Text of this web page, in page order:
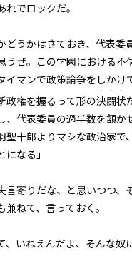
黒獅子（１）
一章
黒獅子（２）
一章
黒獅子（３）
一章
でロックだ。
どうかはさておき、代表
うぜ。この学園における不
イマンで政策論争をしかけ
政権を握るって形の決闘状
・・・
、代表委員の過半数を頷か
聖十郎よりマシな政治家で
なる」
言寄りだな、と思いつつ、
ねて、言っておく。
、いねえんだよ、そんな奴